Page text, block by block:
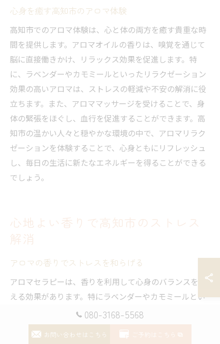
心身を癒す高知市のアロマ体験
高知市でのアロマ体験は、心と体の両方を癒す貴重な時
間を提供します。アロマオイルの香りは、嗅覚を通じて
脳に直接働きかけ、リラックス効果を促進します。特
に、ラベンダーやカモミールといったリラクゼーション
効果の高いアロマは、ストレスの軽減や不安の解消に役
立ちます。また、アロママッサージを受けることで、身
体の緊張をほぐし、血行を促進することができます。高
知市の温かい人々と穏やかな環境の中で、アロマリラク
ゼーションを体験することで、心身ともにリフレッシュ
し、毎日の生活に新たなエネルギーを得ることができる
でしょう。
心地よい香りで高知市のストレス
解消
アロマの香りでストレスを和らげる
アロマセラピーは、香りを利用して心身のバランスを整
える効果があります。特にラベンダーやカモミールとい
った香りは、リラックス効果が高く、ストレスを和らげ
るのに最適です。高知市では、地元の自然素材を活用し
たアロマオイルを使用することで、地域ならではの癒し
080-3168-5568
お問い合わせはこちら ご予約はこちら